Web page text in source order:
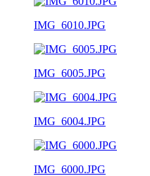
IMG_6010.JPG
IMG_6005.JPG
IMG_6004.JPG
IMG_6000.JPG